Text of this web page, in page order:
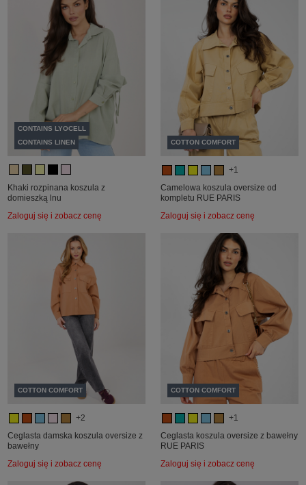
CONTAINS LYOCELL
CONTAINS LINEN
Khaki rozpinana koszula z
domieszką lnu
Zaloguj się i zobacz cenę
COTTON COMFORT
+1
Camelowa koszula oversize od
kompletu RUE PARIS
Zaloguj się i zobacz cenę
COTTON COMFORT
+2
Ceglasta damska koszula oversize z
bawełny
Zaloguj się i zobacz cenę
COTTON COMFORT
+1
Ceglasta koszula oversize z bawełny
RUE PARIS
Zaloguj się i zobacz cenę